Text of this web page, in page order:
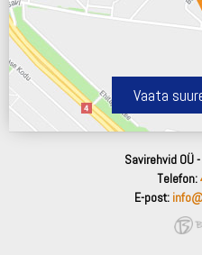
Vaata
Savirehvid OÜ
Telefon:
E-post: